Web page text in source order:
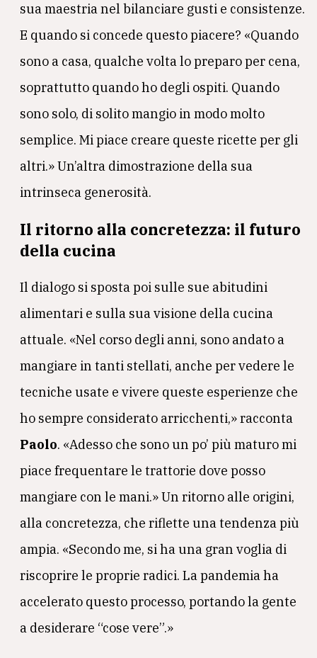
sua maestria nel bilanciare gusti e consistenze.
E quando si concede questo piacere? «Quando
sono a casa, qualche volta lo preparo per cena,
soprattutto quando ho degli ospiti. Quando
sono solo, di solito mangio in modo molto
semplice. Mi piace creare queste ricette per gli
altri.» Un’altra dimostrazione della sua
intrinseca generosità.
Il ritorno alla concretezza: il futuro
della cucina
Il dialogo si sposta poi sulle sue abitudini
alimentari e sulla sua visione della cucina
attuale. «Nel corso degli anni, sono andato a
mangiare in tanti stellati, anche per vedere le
tecniche usate e vivere queste esperienze che
ho sempre considerato arricchenti,» racconta
Paolo. «Adesso che sono un po’ più maturo mi
piace frequentare le trattorie dove posso
mangiare con le mani.» Un ritorno alle origini,
alla concretezza, che riflette una tendenza più
ampia. «Secondo me, si ha una gran voglia di
riscoprire le proprie radici. La pandemia ha
accelerato questo processo, portando la gente
a desiderare “cose vere”.»